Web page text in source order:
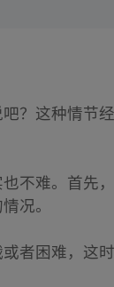
？这种情节
不难。首先
况。
者困难，这